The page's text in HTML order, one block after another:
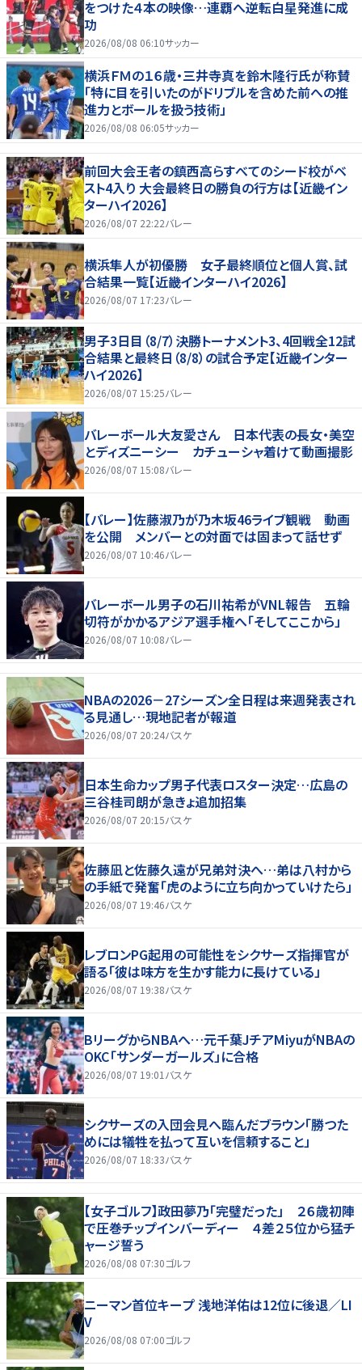
をつけた４本の映像…連覇へ逆転白星発進に成
功
2026/08/08 06:10サッカー
横浜ＦＭの１６歳・三井寺真を鈴木隆行氏が称賛
「特に目を引いたのがドリブルを含めた前への推
進力とボールを扱う技術」
2026/08/08 06:05サッカー
前回大会王者の鎮西高らすべてのシード校がベ
スト4入り 大会最終日の勝負の行方は【近畿イン
ターハイ2026】
2026/08/07 22:22バレー
横浜隼人が初優勝 女子最終順位と個人賞、試
合結果一覧【近畿インターハイ2026】
2026/08/07 17:23バレー
男子3日目（8/7）決勝トーナメント3、4回戦全12試
合結果と最終日（8/8）の試合予定【近畿インター
ハイ2026】
2026/08/07 15:25バレー
バレーボール大友愛さん 日本代表の長女・美空
とディズニーシー カチューシャ着けて動画撮影
2026/08/07 15:08バレー
【バレー】佐藤淑乃が乃木坂46ライブ観戦 動画
を公開 メンバーとの対面では固まって話せず
2026/08/07 10:46バレー
バレーボール男子の石川祐希がVNL報告 五輪
切符がかかるアジア選手権へ「そしてここから」
2026/08/07 10:08バレー
NBAの2026－27シーズン全日程は来週発表され
る見通し…現地記者が報道
2026/08/07 20:24バスケ
日本生命カップ男子代表ロスター決定…広島の
三谷桂司朗が急きょ追加招集
2026/08/07 20:15バスケ
佐藤凪と佐藤久遠が兄弟対決へ…弟は八村から
の手紙で発奮「虎のように立ち向かっていけたら」
2026/08/07 19:46バスケ
レブロンPG起用の可能性をシクサーズ指揮官が
語る「彼は味方を生かす能力に長けている」
2026/08/07 19:38バスケ
BリーグからNBAへ…元千葉JチアMiyuがNBAの
OKC「サンダーガールズ」に合格
2026/08/07 19:01 バスケ
シクサーズの入団会見へ臨んだブラウン「勝つた
めには犠牲を払って互いを信頼すること」
2026/08/07 18:33バスケ
【女子ゴルフ】政田夢乃「完璧だった」 ２６歳初陣
で圧巻チップインバーディー ４差２５位から猛チ
ャージ誓う
2026/08/08 07:30ゴルフ
ニーマン首位キープ 浅地洋佑は12位に後退／LI
V
2026/08/08 07:00ゴルフ